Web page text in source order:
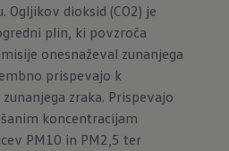
Ogljikov dioksid (CO2) je
plin, ki povzroča
onesnaževal zunanjega
prispevajo k
zraka. Prispevajo
koncentracijam
PM10 in PM2,5 ter